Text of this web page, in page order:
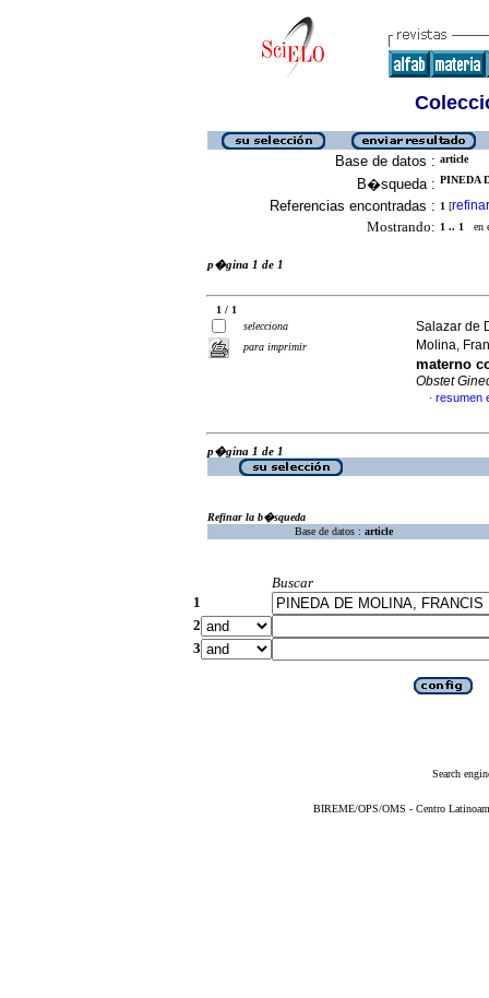
Base de datos : article
B�squeda : PINEDA
Referencias encontradas : 1 [refinar
Mostrando: 1 .. 1 en
p�gina 1 de 1
1 / 1
selecciona
para imprimir
Salazar de
Molina,
materno
Obstet
· resumen
p�gina 1 de 1
Refinar la b�squeda
Base de datos : article
Buscar
1
2
3
Search
BIREME/OPS/OMS - Centro